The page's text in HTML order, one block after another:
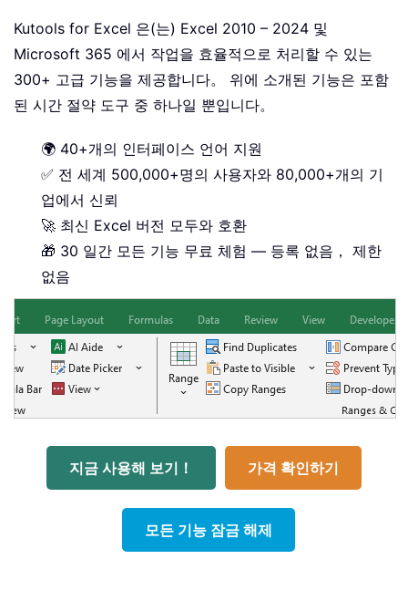
Kutools for Excel 은(는) Excel 2010 – 2024 및
Microsoft 365 에서 작업을 효율적으로 처리할 수 있는
300+ 고급 기능을 제공합니다。 위에 소개된 기능은 포함
된 시간 절약 도구 중 하나일 뿐입니다。
🌍 40+개의 인터페이스 언어 지원
✅ 전 세계 500,000+명의 사용자와 80,000+개의 기
업에서 신뢰
🚀 최신 Excel 버전 모두와 호환
🎁 30 일간 모든 기능 무료 체험 — 등록 없음， 제한
없음
지금 사용해 보기！ 가격 확인하기
모든 기능 잠금 해제